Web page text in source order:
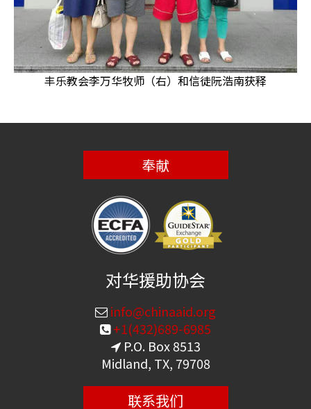
丰乐教会李万华牧师（右）和信徒阮浩南获释
奉献
对华援助协会
info@chinaaid.org
+1(432)689-6985
P.O. Box 8513
Midland, TX, 79708
联系我们